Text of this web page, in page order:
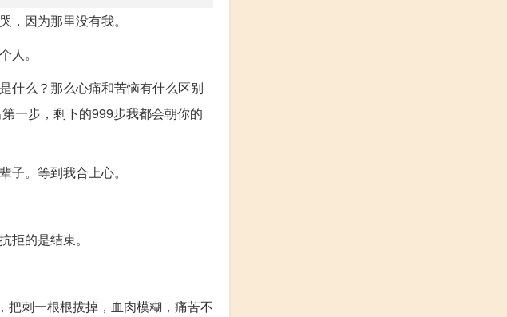
因为那里没有我。
人。
什么？那么心痛和苦恼有什么区别
一步，剩下的999步我都会朝你的
。等到我合上心。
的是结束。
把刺一根根拔掉，血肉模糊，痛苦不